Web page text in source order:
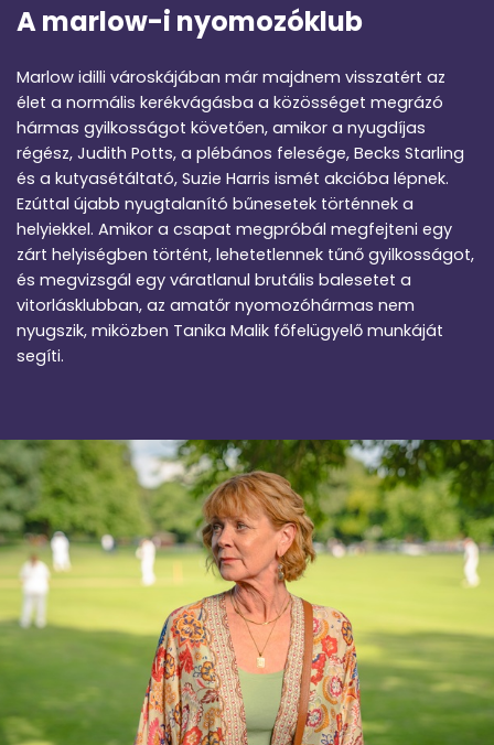
A marlow-i nyomozóklub
Marlow idilli városkájában már majdnem visszatért az
élet a normális kerékvágásba a közösséget megrázó
hármas gyilkosságot követően, amikor a nyugdíjas
régész, Judith Potts, a plébános felesége, Becks Starling
és a kutyasétáltató, Suzie Harris ismét akcióba lépnek.
Ezúttal újabb nyugtalanító bűnesetek történnek a
helyiekkel. Amikor a csapat megpróbál megfejteni egy
zárt helyiségben történt, lehetetlennek tűnő gyilkosságot,
és megvizsgál egy váratlanul brutális balesetet a
vitorlásklubban, az amatőr nyomozóhármas nem
nyugszik, miközben Tanika Malik főfelügyelő munkáját
segíti.